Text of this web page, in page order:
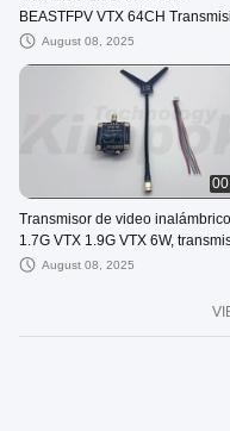
BEASTFPV VTX 64CH
de imagen Accesorios para
August 08, 2025
Transmisor de video inalámbrico
1.7G VTX 1.9G VTX 6W,
de imagen de larga distancia de
August 08, 2025